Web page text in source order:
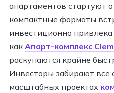
апартаментов стартуют
компактные форматы
инвестиционно
как Апарт-комплекс
раскупаются крайне
Инвесторы забирают все
масштабных проектах